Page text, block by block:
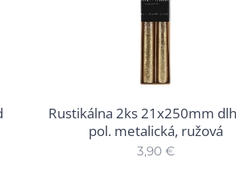
Rustikálna 2ks 21x250mm
pol. metalická, ružová
3,90 €